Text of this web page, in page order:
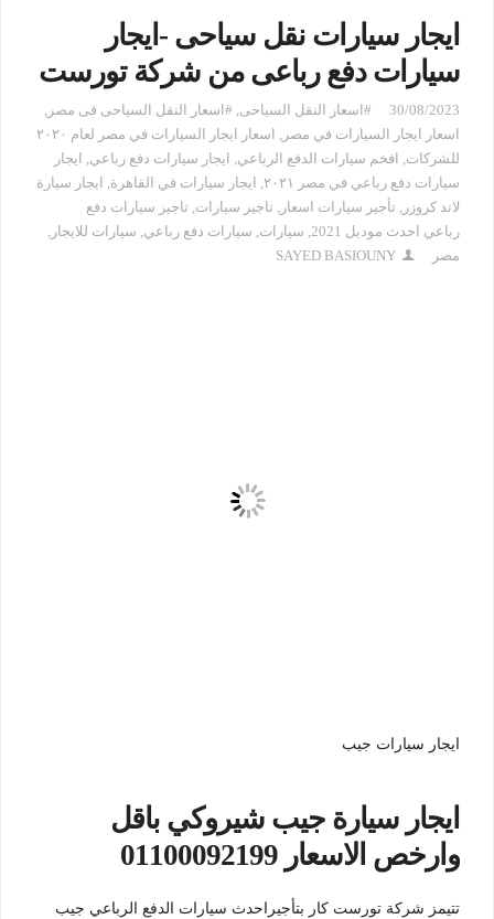
ايجار سيارات نقل سياحى -ايجار
سيارات دفع رباعى من شركة تورست
30/08/2023 #اسعار النقل السياحى, #اسعار النقل السياحى فى مصر ,
اسعار ايجار السيارات في مصر ,
اسعار ايجار السيارات في مصر لعام ٢٠٢٠
للشركات, افخم سيارات الدفع الرباعي, ايجار سيارات دفع رباعي, ايجار
سيارات دفع رباعي في مصر ٢٠٢١
, ايجار سيارات في القاهرة, ايجار سيارة
لاند كروزر , تأجير سيارات اسعار , تاجير سيارات, تاجير سيارات دفع
رباعي احدث موديل 2021
, سيارات, سيارات دفع رباعي, سيارات للايجار ,
مصر
SAYED BASIOUNY
ايجار سيارات جيب
ايجار سيارة جيب شيروكي باقل
وارخص الاسعار 01100092199
تتيمز شركة تورست كار بتأجيراحدث سيارات الدفع الرباعي جيب